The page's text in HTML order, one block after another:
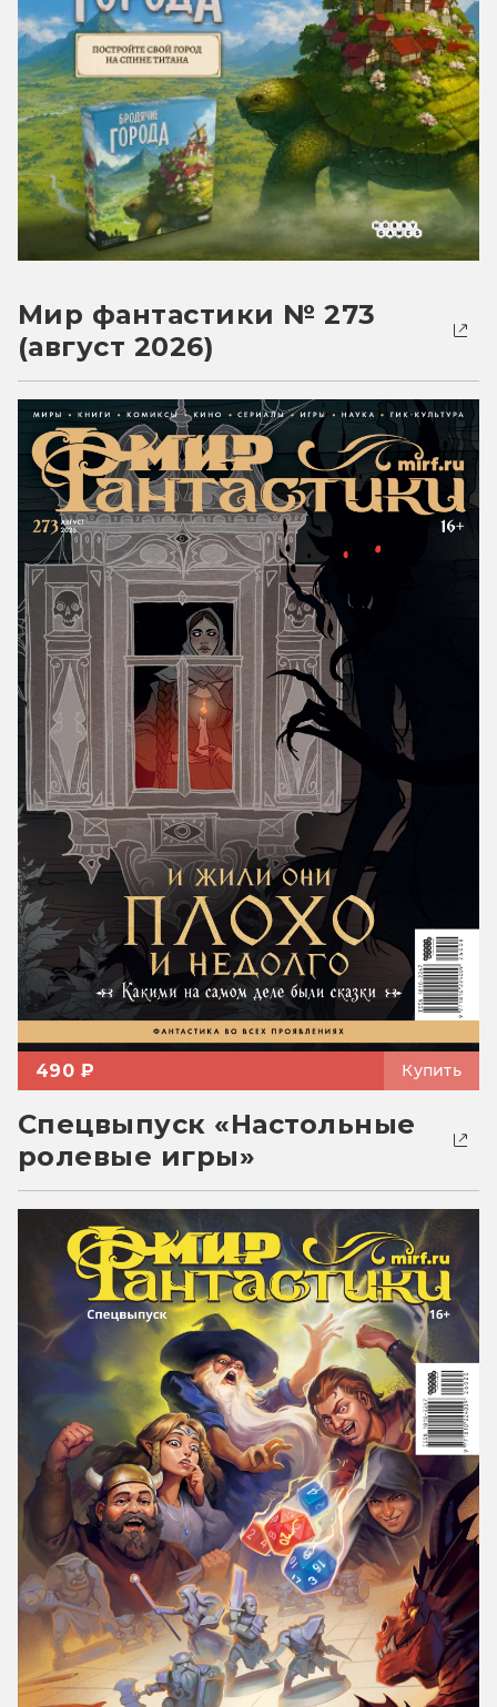
Мир фантастики № 273
(август 2026)
490 ₽ Купить
Спецвыпуск «Настольные
ролевые игры»